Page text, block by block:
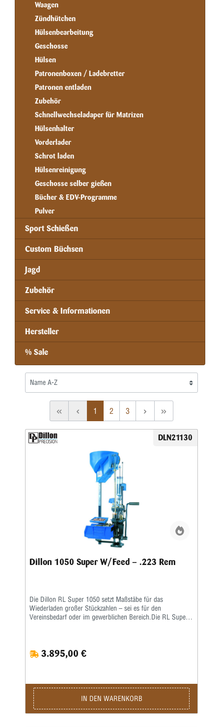
Waagen
Zündhütchen
Hülsenbearbeitung
Geschosse
Hülsen
Patronenboxen / Ladebretter
Patronen entladen
Zubehör
Schnellwechseladaper für Matrizen
Hülsenhalter
Vorderlader
Schrot laden
Hülsenreinigung
Geschosse selber gießen
Bücher & EDV-Programme
Pulver
Sport Schießen
Custom Büchsen
Jagd
Zubehör
Service & Informationen
Hersteller
% Sale
1 2 3
DLN21130
Dillon 1050 Super W/Feed – .223 Rem
Die Dillon RL Super 1050 setzt Maßstäbe für das
Wiederladen großer Stückzahlen – sei es für den
Vereinsbedarf oder im gewerblichen Bereich.Die RL Super
Hebelübersetzung modifiziert, sodass ein noch leichteres
Arbeiten möglich ist. Die ausgereifte und in der Praxis
ausgezeichneter Qualität der produzierten Patrone.Sie sind
nur noch für das Aufsetzen des Geschosses und für die
Betätigung des Hebels zuständig, den Rest übernimmt diese
halbautomatische Presse.Die Station umfasst folgende
3.895,00 €
IN DEN WARENKORB